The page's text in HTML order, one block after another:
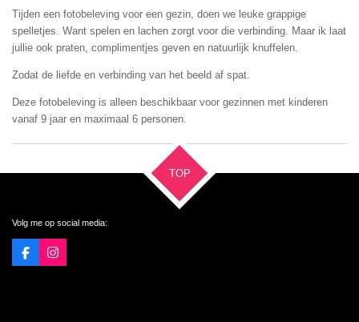
Tijden een fotobeleving voor een gezin, doen we leuke grappige
spelletjes. Want spelen en lachen zorgt voor die verbinding. Maar ik laat
jullie ook praten, complimentjes geven en natuurlijk knuffelen.
Zodat de liefde en verbinding van het beeld af spat.
Deze fotobeleving is alleen beschikbaar voor gezinnen met kinderen
vanaf 9 jaar en maximaal 6 personen.
TOP
Volg me op social media:
F
a
I
n